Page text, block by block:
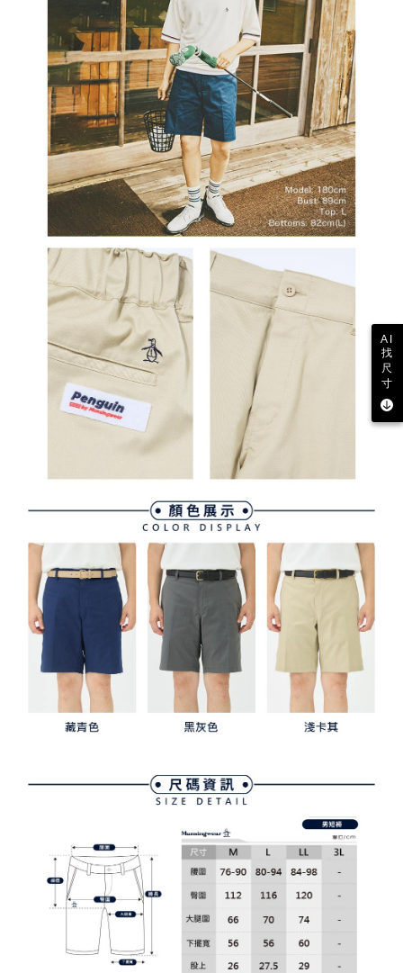
の同意を得ればAFTEEをご利用いただけます。
個人情報の処理、利用について疑問がある、または関連する法律の権利を
行使したい場合は、ネットプロテクションズcs_tw@netprotections.co.jp
にご連絡ください。上記に示した個人情報を、必要な購入注文書とあわせ
てAFTEEにご提供いただく、またはAFTEEにあなたの個人情報の収集、処
理、利用を許可することににご同意いただけない場合は、当サービスを選
択しないでください。
AI
找
尺
寸